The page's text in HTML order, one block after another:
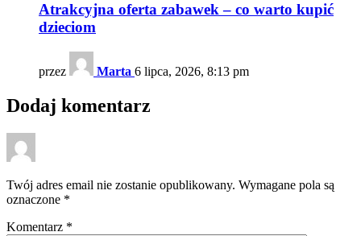
Atrakcyjna oferta zabawek – co warto kupić
dzieciom
przez Marta 6 lipca, 2026, 8:13 pm
Dodaj komentarz
Twój adres email nie zostanie opublikowany. Wymagane pola są
oznaczone *
Komentarz *